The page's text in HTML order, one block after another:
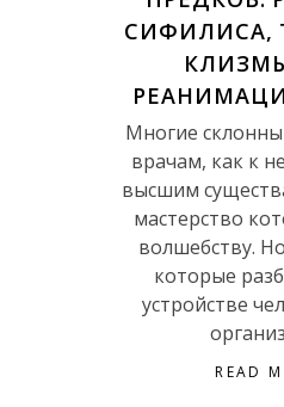
СИФИЛИСА,
Многие склонны
врачам, как к
высшим
мастерство
волшебству.
которые
устройстве
READ